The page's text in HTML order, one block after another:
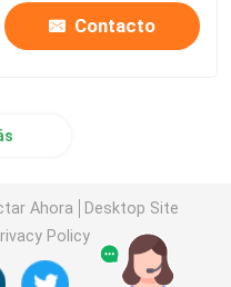
Contacto
Ahora
Desktop Site
Policy